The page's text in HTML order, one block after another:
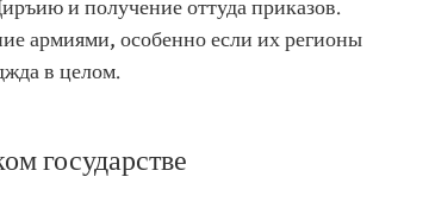
и получение оттуда приказов.
армиями, особенно если их регионы
в целом.
государстве